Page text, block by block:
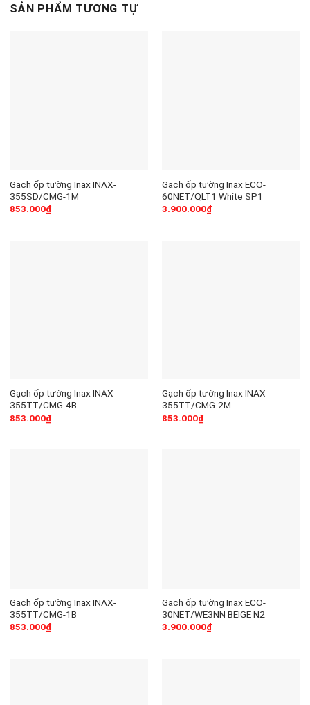
SẢN PHẨM TƯƠNG TỰ
Gạch ốp tường Inax INAX-
355SD/CMG-1M
853.000₫
Gạch ốp tường Inax ECO-
60NET/QLT1 White SP1
3.900.000₫
Gạch ốp tường Inax INAX-
355TT/CMG-4B
853.000₫
Gạch ốp tường Inax INAX-
355TT/CMG-2M
853.000₫
Gạch ốp tường Inax INAX-
355TT/CMG-1B
853.000₫
Gạch ốp tường Inax ECO-
30NET/WE3NN BEIGE N2
3.900.000₫